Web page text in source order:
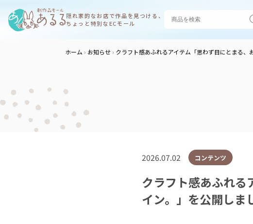
隠れ家的なお店で作品を見つける、
ちょっと特別なECモール
ホーム お知らせ クラフト感あふれるアイテム「思わず目にとまる、
2026.07.02 コンテンツ
クラフト感あふれる
イン。」を公開しま